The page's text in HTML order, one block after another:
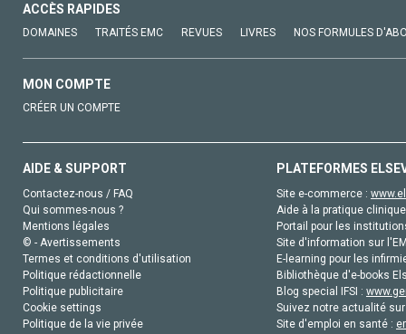
ACCÈS RAPIDES
DOMAINES TRAITÉS EMC REVUES LIVRES NOS FORMULES
MON COMPTE
CRÉER UN COMPTE
AIDE & SUPPORT
Contactez-nous / FAQ
Qui sommes-nous ?
Mentions légales
© - Avertissements
Termes et conditions d'utilisation
Politique rédactionnelle
Politique publicitaire
Cookie settings
Politique de la vie privée
PLATEFORMES
Site e-commerce :
Aide à la pratique
Portail pour les
Site d'information sur
E-learning pour les
Bibliothèque d'e-books
Blog special IFSI :
Suivez notre actualité
Site d'emploi en santé :